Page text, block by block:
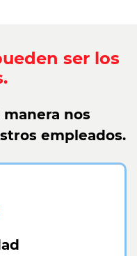
ser los
nos
empleados.